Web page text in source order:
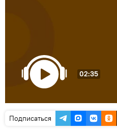
02:35
Подписаться